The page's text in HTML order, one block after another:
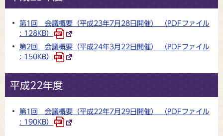
第1回 会議概要（平成23年7月28日開催） （PDFファイル
: 128KB）
第2回 会議概要（平成24年3月22日開催） （PDFファイル
: 150KB）
平成22年度
第1回 会議概要（平成22年7月29日開催） （PDFファイル
: 190KB）